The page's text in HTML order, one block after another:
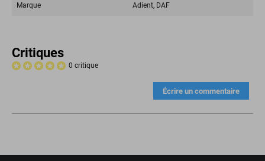
Marque Adient, DAF
Critiques
0 critique
Écrire un commentaire